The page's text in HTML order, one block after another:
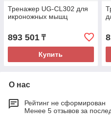
Тренажер UG-CL302 для
икроножных мышц
893 501 ₸
Купить
О нас
Рейтинг не сформирован
Менее 5 отзывов за